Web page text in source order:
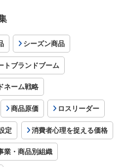
シーズン商品
トブランドブーム
ネーム戦略
商品原価 ロスリーダー
定 消費者心理を捉える価格
業・商品別組織